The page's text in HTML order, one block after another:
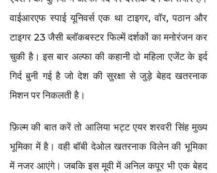
वाईआरएफ स्पाई यूनिवर्स एक था टाइगर, वॉर, पठान और
टाइगर 23 जैसी ब्लॉकबस्टर फिल्में दर्शकों का मनोरंजन कर
चुकी है। इस बार अल्फा की कहानी दो महिला एजेंट के इर्द
गिर्द बुनी गई है जो देश की सुरक्षा से जुड़े बेहद खतरनाक
मिशन पर निकलती है।
फ़िल्म की बात करें तो आलिया भट्ट एयर शरवरी सिंह मुख्य
भूमिका में है। वही बॉबी देओल खतरनाक विलेन की भूमिका
में नजर आएंगे। जबकि इस मूवी में अनिल कपूर भी एक बेहद